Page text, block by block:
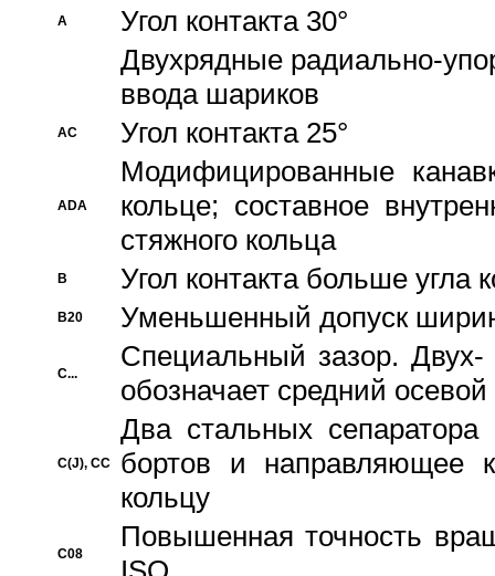
A
Угол контакта 30°
Двухрядные радиально-
ввода шариков
AC Угол контакта 25°
ADA
Модифицированные
кольце; составное
стяжного кольца
B Угол контакта больше угла
B20 Уменьшенный допуск
C...
Специальный зазор.
обозначает средний
C(J), CC
Два стальных сепаратора
бортов и направляющее
кольцу
C08
Повышенная точность